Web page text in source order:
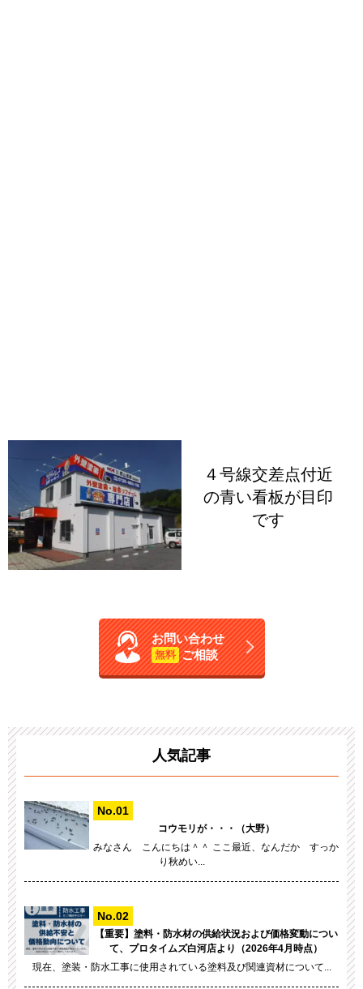
４号線交差点付近
の青い看板が目印
です
お問い合わせ
無料 ご相談
人気記事
コウモリが・・・（大野）
みなさん こんにちは＾＾ ここ最近、なんだか すっか
り秋めい...
【重要】塗料・防水材の供給状況および価格変動につい
て、プロタイムズ白河店より（2026年4月時点）
現在、塗装・防水工事に使用されている塗料及び関連資材について...